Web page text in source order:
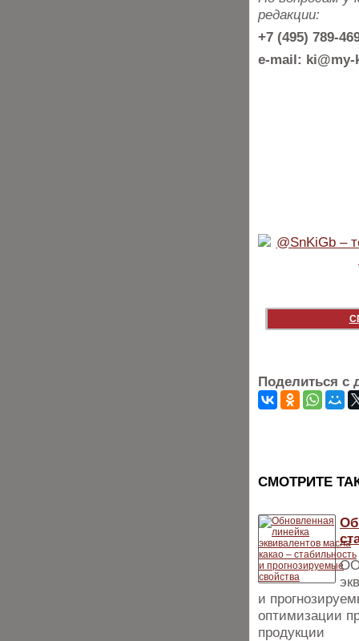
редакции:
+7 (495) 789-
e-mail:
Поделиться с
CМОТРИТЕ
и
опти­мизации
про­дукции